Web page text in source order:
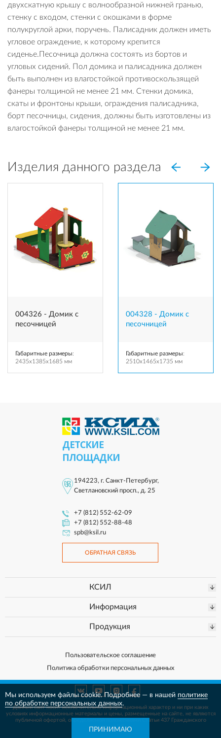
двухскатную крышу с волнообразной нижней гранью,
стенку с входом, стенки с окошками в форме
полукруглой арки, поручень. Палисадник должен иметь
угловое ограждение, к которому крепится
сиденье.Песочница должна состоять из бортов и
угловых сидений. Пол домика и палисадника должен
быть выполнен из влагостойкой противоскользящей
фанеры толщиной не менее 21 мм. Стенки домика,
скаты и фронтоны крыши, ограждения палисадника,
борт песочницы, сидения, должны быть изготовлены из
влагостойкой фанеры толщиной не менее 21 мм.
Изделия данного раздела
004326 - Домик с
песочницей
Габаритные размеры:
2435x1385x1685 мм
004328 - Домик с
песочницей
Габаритные размеры:
2510x1465x1735 мм
ДЕТСКИЕ
ПЛОЩАДКИ
194223, г. Санкт-Петербург,
Светлановский просп., д. 25
+7 (812) 552-62-09
+7 (812) 552-88-48
spb@ksil.ru
ОБРАТНАЯ СВЯЗЬ
КСИЛ
Информация
Продукция
Пользовательское соглашение
Политика обработки персональных данных
Данный сайт носит исключительно информационный характер и ни при каких
условиях информационные материалы и цены, размещенные на сайте, неявляются
публичной офертой, определяемой положениями Статьи 437 Гражданского
кодекса РФ.
Мы используем файлы cookie. Подробнее — в нашей политике
по обработке персональных данных.
ПРИНИМАЮ